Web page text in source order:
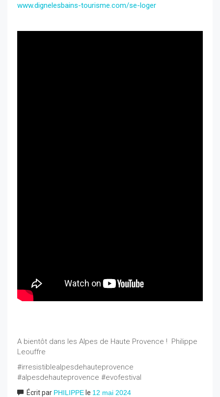
www.dignelesbains-tourisme.com/se-loger
A bientôt dans les Alpes de Haute Provence ! Philippe
Leouffre
#irresistiblealpesdehauteprovence
#alpesdehauteprovence #evofestival
Écrit par PHILIPPE le 12 mai 2024